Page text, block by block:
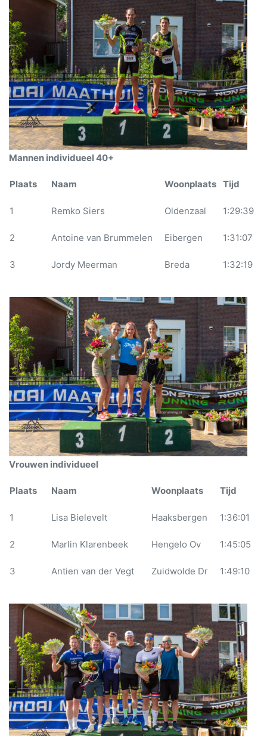
Mannen individueel 40+
Plaats Naam Woonplaats Tijd
1 Remko Siers Oldenzaal 1:29:39
2 Antoine van Brummelen Eibergen 1:31:07
3 Jordy Meerman Breda 1:32:19
Vrouwen individueel
Plaats Naam Woonplaats Tijd
1 Lisa Bielevelt Haaksbergen 1:36:01
2 Marlin Klarenbeek Hengelo Ov 1:45:05
3 Antien van der Vegt Zuidwolde Dr 1:49:10